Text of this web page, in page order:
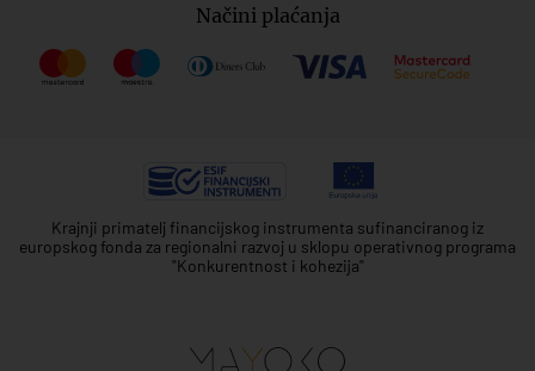
Načini plaćanja
Krajnji primatelj financijskog instrumenta sufinanciranog iz
europskog fonda za regionalni razvoj u sklopu operativnog programa
"Konkurentnost i kohezija"